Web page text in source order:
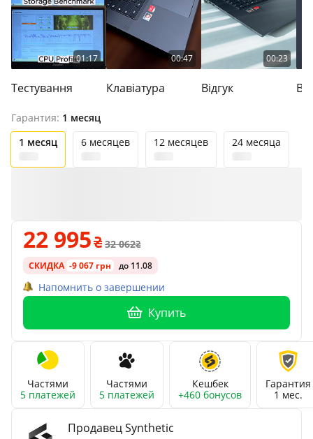
01:17
Тестування
00:47
Клавіатура
00:23
Відгук
Гарантия: 1 месяц
1 месяц
6 месяцев 12 месяцев 24 месяца
22 995 32 062
СКИДКА -9 067 грн до 11.08
Напомнить о завершении
Купить
Частями
5 платежей
Частями
5 платежей
Кешбек
+460 бонусов
Гарантия
1 мес.
Продавец Synthetic